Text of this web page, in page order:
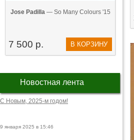
Jose Padilla— So Many Colours '15
7 500 р. В КОРЗИНУ
Новостная лента
С Новым, 2025-м годом!
9 января 2025 в 15:46